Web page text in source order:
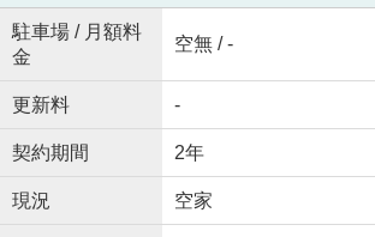
駐車場 / 月額料
金
空無 / -
更新料 -
契約期間 2年
現況 空家